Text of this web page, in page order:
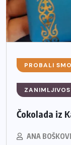
PROBALI
Čokolada iz
ANA